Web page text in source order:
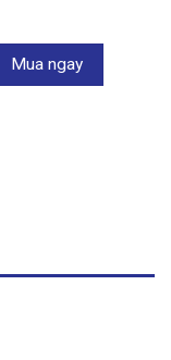
số lượng
Mua ngay